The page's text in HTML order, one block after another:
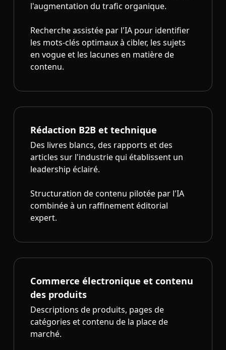
l'augmentation du trafic organique.
Recherche assistée par l'IA pour identifier
les mots-clés optimaux à cibler, les sujets
en vogue et les lacunes en matière de
contenu.
Rédaction B2B et technique
Des livres blancs, des rapports et des
articles sur l'industrie qui établissent un
leadership éclairé.
Structuration de contenu pilotée par l'IA
combinée à un raffinement éditorial
expert.
Commerce électronique et contenu
des produits
Descriptions de produits, pages de
catégories et contenu de la place de
marché.